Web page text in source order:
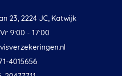
23, 2224 JC, Katwijk
9:00 - 17:00
4015656